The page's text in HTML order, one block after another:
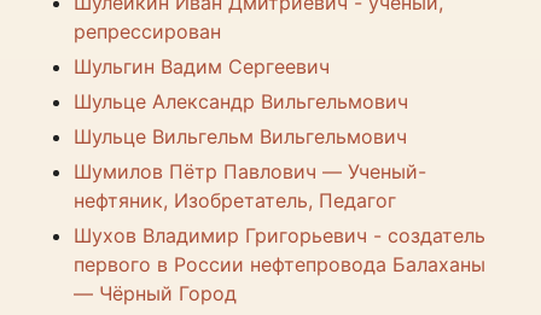
репрессирован
Шульгин Вадим Сергеевич
Шульце Александр Вильгельмович
Шульце Вильгельм Вильгельмович
Шумилов Пётр Павлович — Ученый-
нефтяник, Изобретатель, Педагог
Шухов Владимир Григорьевич - создатель
первого в России нефтепровода Балаханы
— Чёрный Город